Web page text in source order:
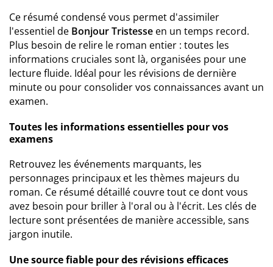
Ce résumé condensé vous permet d'assimiler
l'essentiel de Bonjour Tristesse en un temps record.
Plus besoin de relire le roman entier : toutes les
informations cruciales sont là, organisées pour une
lecture fluide. Idéal pour les révisions de dernière
minute ou pour consolider vos connaissances avant un
examen.
Toutes les informations essentielles pour vos
examens
Retrouvez les événements marquants, les
personnages principaux et les thèmes majeurs du
roman. Ce résumé détaillé couvre tout ce dont vous
avez besoin pour briller à l'oral ou à l'écrit. Les clés de
lecture sont présentées de manière accessible, sans
jargon inutile.
Une source fiable pour des révisions efficaces